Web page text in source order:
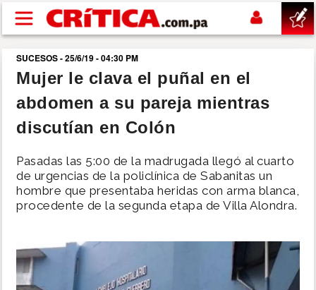
Pasar al contenido principal
buscar
SUCESOS
POLÍTICA
DEPORTES
SUCESOS - 25/6/19 - 04:30 PM
Mujer le clava el puñal en el
abdomen a su pareja mientras
discutían en Colón
Pasadas las 5:00 de la madrugada llegó al cuarto
de urgencias de la policlínica de Sabanitas un
hombre que presentaba heridas con arma blanca,
procedente de la segunda etapa de Villa Alondra.